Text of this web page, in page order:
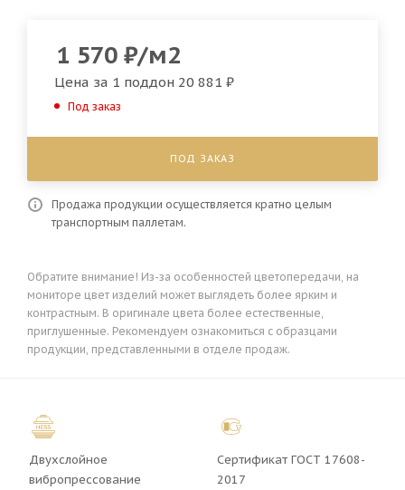
1 570 ₽/м2
Цена за 1 поддон 20 881 ₽
Под заказ
ПОД ЗАКАЗ
Продажа продукции осуществляется кратно целым
транспортным паллетам.
Обратите внимание! Из-за особенностей цветопередачи, на
мониторе цвет изделий может выглядеть более ярким и
контрастным. В оригинале цвета более естественные,
приглушенные. Рекомендуем ознакомиться с образцами
продукции, представленными в отделе продаж.
Двухслойное
вибропрессование
Сертификат ГОСТ 17608-
2017